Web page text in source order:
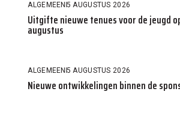
ALGEMEEN 5 AUGUSTUS 2026
Uitgifte nieuwe tenues voor de jeugd
augustus
ALGEMEEN 5 AUGUSTUS 2026
Nieuwe ontwikkelingen binnen de